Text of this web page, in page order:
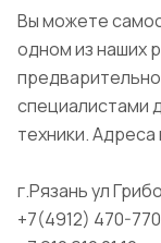
Вы можете
одном из наших
специалистами
техники. Адреса
г.Рязань ул
+7(4912) 470-770